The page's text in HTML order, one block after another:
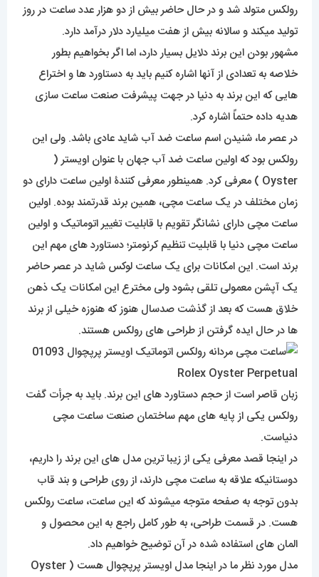
رولکس متولد شد و در حال حاضر بیش از دو هزار عدد ساعت در روز
تولید میکند و سالانه بیش از هفت میلیارد دلار درآمد دارد.
مشهور بودن این برند دلایل بسیار دارد، اما اگر بخواهیم بطور
خلاصه به تعدادی از آنها اشاره کنیم باید به دستاورد ها و اختراع
هایی که این برند به دنیا در جهت پیشرفت صنعت ساعت سازی
هدیه داده حتماً اشاره کرد.
در عصر ما، شنیدن اسم ساعت ضد آب شاید عادی باشد. ولی این
رولکس بود که اولین ساعت ضد آب جهان با عنوان اویستر (
Oyster ) معرفی کرد. همینطور معرفی کنندۀ اولین ساعت دارای دو
زمان مختلف در یک ساعت مچی، همین برند قدرتمند بوده. اولین
ساعت مچی دارای نشانگر تقویم با قابلیت تغییر اتوماتیک و اولین
ساعت مچی دنیا با قابلیت تنظیم کرنومتر؛ دستاورد های مهم این
برند است. این امکانات برای یک ساعت لوکس شاید در عصر حاضر
یک آپشن معمولی تلقی بشود ولی مخترع این امکانات یک ذهن
خلاق هست که بعد از گذشت صدسال هنوز که هنوزه خیلی از برند
ها در حال ایده گرفتن از طراحی های رولکس هستند.
زبان قاصر است از حجم دستاورد های این برند. باید به جرأت گفت
رولکس یکی از پایه های مهم ساختمان صنعت ساعت مچی
دنیاست.
در اینجا قصد معرفی یکی از زیبا ترین مدل های این برند را داریم،
دوستانیکه علاقه به ساعت مچی دارند، از روی طراحی و بند قاب
بدون توجه به صفحه متوجه میشوند که این ساعت، ساعت رولکس
هست. در قسمت طراحی، به طور کامل راجع به این محصول و
المان های استفاده شده در آن توضیح خواهیم داد.
مدل مورد نظر ما در اینجا مدل اویستر پرپچوال هست ( Oyster